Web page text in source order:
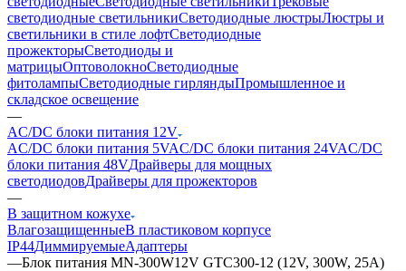
светодиодные светильникиСветодиодные люстрыЛюстры и
светильники в стиле лофтСветодиодные
прожекторыСветодиоды и
матрицыОптоволокноСветодиодные
фитолампыСветодиодные гирляндыПромышленное и
складское освещение
—
AC/DC блоки питания 12V
AC/DC блоки питания 5VAC/DC блоки питания 24VAC/DC
блоки питания 48VДрайверы для мощных
светодиодовДрайверы для прожекторов
—
В защитном кожухе
ВлагозащищенныеВ пластиковом корпусе
IP44ДиммируемыеАдаптеры
—Блок питания MN-300W12V GTC300-12 (12V, 300W, 25A)